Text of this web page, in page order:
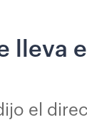
lleva
el